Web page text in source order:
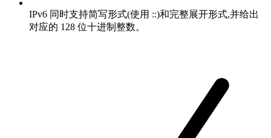
IPv6 同时支持简写形式(使用 ::)和完整展开形式,并给出
对应的 128 位十进制整数。